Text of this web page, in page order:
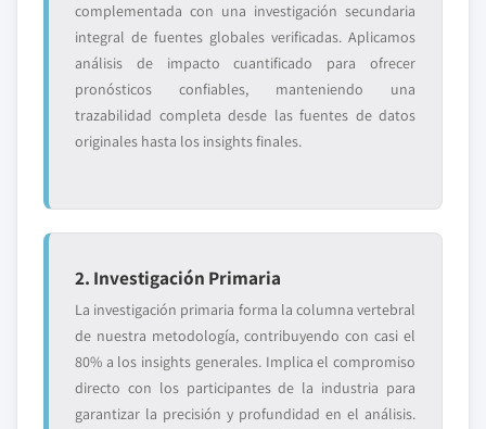
complementada con una investigación secundaria
integral de fuentes globales verificadas. Aplicamos
análisis de impacto cuantificado para ofrecer
pronósticos confiables, manteniendo una
trazabilidad completa desde las fuentes de datos
originales hasta los insights finales.
2. Investigación Primaria
La investigación primaria forma la columna vertebral
de nuestra metodología, contribuyendo con casi el
80% a los insights generales. Implica el compromiso
directo con los participantes de la industria para
garantizar la precisión y profundidad en el análisis.